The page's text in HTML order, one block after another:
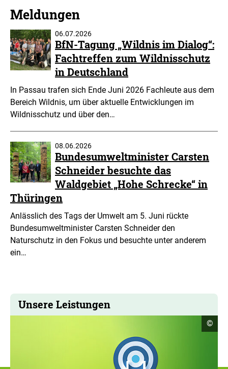
Meldungen
06.07.2026
BfN-Tagung „Wildnis im Dialog“:
Fachtreffen zum Wildnisschutz
in Deutschland
In Passau trafen sich Ende Juni 2026 Fachleute aus dem
Bereich Wildnis, um über aktuelle Entwicklungen im
Wildnisschutz und über den…
08.06.2026
Bundesumweltminister Carsten
Schneider besuchte das
Waldgebiet „Hohe Schrecke“ in
Thüringen
Anlässlich des Tags der Umwelt am 5. Juni rückte
Bundesumweltminister Carsten Schneider den
Naturschutz in den Fokus und besuchte unter anderem
ein…
Unsere Leistungen
©